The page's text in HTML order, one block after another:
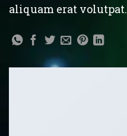
aliquam erat volutpat.